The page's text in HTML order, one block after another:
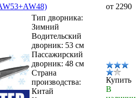
от 2290
Тип дворника:
Зимний
Водительский
дворник: 53 см
Пассажирский
дворник: 48 см
Страна
производства:
Китай
Купить
В